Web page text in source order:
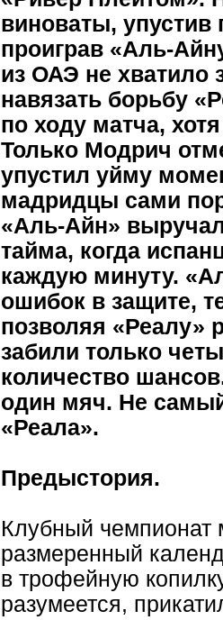
виноваты,
проиграв «Аль-
из ОАЭ не хватило
навязать борьбу
по ходу матча,
Только Модрич
упустил уйму
мадридцы сами
«Аль-Айн»
тайма, когда
каждую минуту.
ошибок в защите,
позволяя «Реалу»
забили только
количество
один мяч. Не
«Реала».
Предыстория.
Клубный чемпионат
размеренный
в трофейную
разумеется,